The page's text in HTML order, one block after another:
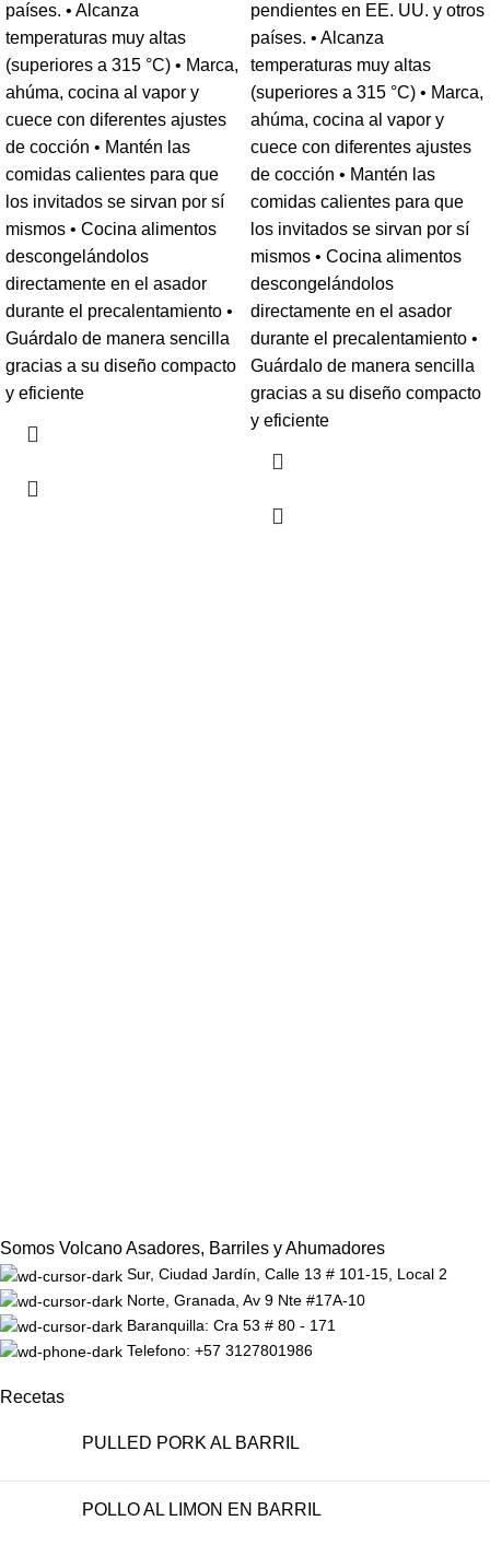
países. • Alcanza
temperaturas muy altas
(superiores a 315 °C) • Marca,
ahúma, cocina al vapor y
cuece con diferentes ajustes
de cocción • Mantén las
comidas calientes para que
los invitados se sirvan por sí
mismos • Cocina alimentos
descongelándolos
directamente en el asador
durante el precalentamiento •
Guárdalo de manera sencilla
gracias a su diseño compacto
y eficiente
pendientes en EE. UU. y otros
países. • Alcanza
temperaturas muy altas
(superiores a 315 °C) • Marca,
ahúma, cocina al vapor y
cuece con diferentes ajustes
de cocción • Mantén las
comidas calientes para que
los invitados se sirvan por sí
mismos • Cocina alimentos
descongelándolos
directamente en el asador
durante el precalentamiento •
Guárdalo de manera sencilla
gracias a su diseño compacto
y eficiente
Somos Volcano Asadores, Barriles y Ahumadores
Sur, Ciudad Jardín, Calle 13 # 101-15, Local 2
Norte, Granada, Av 9 Nte #17A-10
Baranquilla: Cra 53 # 80 - 171
Telefono: +57 3127801986
Recetas
PULLED PORK AL BARRIL
POLLO AL LIMON EN BARRIL